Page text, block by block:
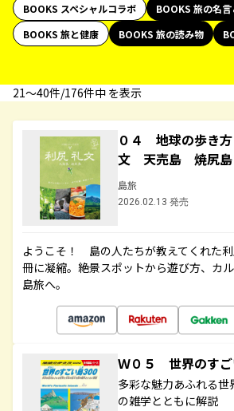
BOOKS スペシャルコラボ
BOOKS 旅の名言
BOOKS 旅と健康
BOOKS 旅の読み物
21〜40件/176件中 を表示
０４ 地球の歩
文 天売島 焼尻
島旅
2026.02.13 発売
ようこそ！ 島の人たちが教えてくれた
冊に凝縮。絶景スポットから遊び方、カル
島旅へ。
Ｗ０５ 世界のす
多彩な魅力あふれる
の雑学とともに解説